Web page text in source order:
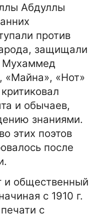
Абдуллы
против
защищали
Мухаммед
«Майна», «Нот»
и обычаев,
знаниями.
этих поэтов
после
и общественный
с 1910 г.
с